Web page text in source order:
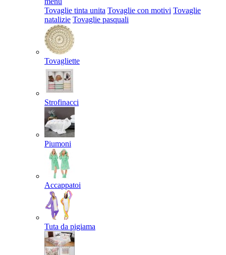
Tovaglie tinta unita Tovaglie con motivi Tovaglie
natalizie Tovaglie pasquali
Tovagliette
Strofinacci
Piumoni
Accappatoi
Tuta da pigiama